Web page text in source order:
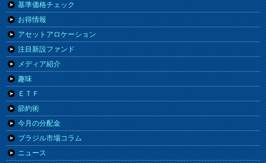
基準価格チェック
お得情報
アセットアロケーション
注目新設ファンド
メディア紹介
趣味
ＥＴＦ
節約術
今月の分配金
ブラジル市場コラム
ニュース